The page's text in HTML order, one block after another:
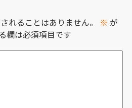
れることはありません。 ※ が
欄は必須項目です